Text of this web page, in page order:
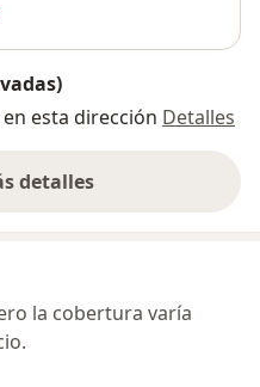
esta dirección Detalles
detalles
la dirección
la cobertura varía